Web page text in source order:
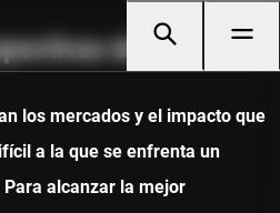
de mercado
los mercados y el impacto que
a la que se enfrenta un
alcanzar la mejor